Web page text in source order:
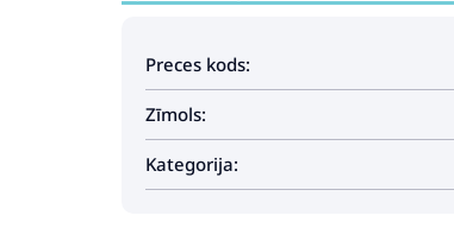
Preces kods:
Zīmols:
Kategorija: